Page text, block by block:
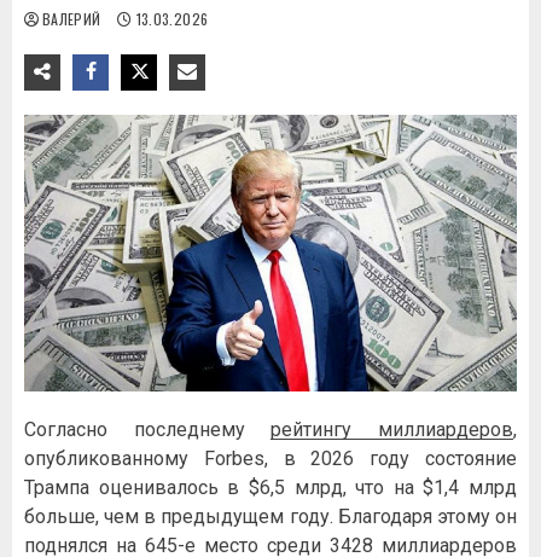
ВАЛЕРИЙ 13.03.2026
Согласно последнемурейтингу миллиардеров,
опубликованному Forbes, в 2026 году состояние
Трампа оценивалось в $6,5 млрд, что на $1,4 млрд
больше, чем в предыдущем году. Благодаря этому он
поднялся на 645-е место среди 3428 миллиардеров